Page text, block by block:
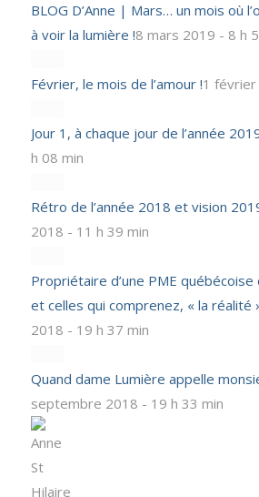
BLOG D’Anne | Mars… un mois où
à voir la lumière !8 mars 2019 - 8 h
Février, le mois de l’amour !1 février
Jour 1, à chaque jour de l’année
h 08 min
Rétro de l’année 2018 et vision
2018 - 11 h 39 min
Propriétaire d’une PME québécoise
et celles qui comprenez, « la réalité
2018 - 19 h 37 min
Quand dame Lumière appelle
septembre 2018 - 19 h 33 min